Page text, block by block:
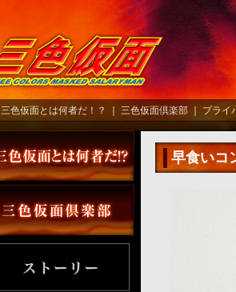
三色仮面とは何者だ！？ 三色仮面倶楽部 プライ
早食いコ